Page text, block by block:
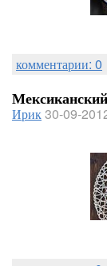
комментарии: 0
Ирик30-09-